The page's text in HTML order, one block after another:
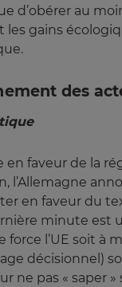
d’obérer au
les gains
des
en faveur de la
l’Allemagne
en faveur du
minute est
force l’UE soit à
décisionnel)
ne pas « saper »